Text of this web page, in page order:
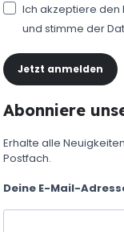
Ich akzeptiere den
und stimme der
Jetzt anmelden
Abonniere
Erhalte alle
Postfach.
Deine E-Mail-